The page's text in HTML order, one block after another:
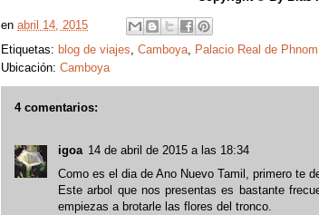
en abril 14, 2015
Etiquetas: blog de viajes, Camboya, Palacio Real de
Ubicación: Camboya
4 comentarios:
igoa 14 de abril de 2015 a las 18:34
Como es el dia de Ano Nuevo Tamil, primero te
Este arbol que nos presentas es bastante
empiezas a brotarle las flores del tronco.